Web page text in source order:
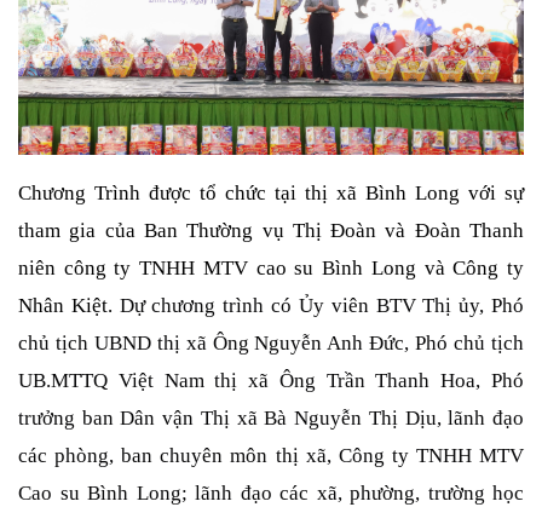
Chương Trình được tổ chức tại thị xã Bình Long với sự
tham gia của Ban Thường vụ Thị Đoàn và Đoàn Thanh
niên công ty TNHH MTV cao su Bình Long và Công ty
Nhân Kiệt. Dự chương trình có Ủy viên BTV Thị ủy, Phó
chủ tịch UBND thị xã Ông Nguyễn Anh Đức, Phó chủ tịch
UB.MTTQ Việt Nam thị xã Ông Trần Thanh Hoa, Phó
trưởng ban Dân vận Thị xã Bà Nguyễn Thị Dịu, lãnh đạo
các phòng, ban chuyên môn thị xã, Công ty TNHH MTV
Cao su Bình Long; lãnh đạo các xã, phường, trường học